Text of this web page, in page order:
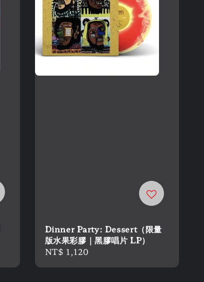
Dinner Party: Dessert（限量
版水果彩膠｜黑膠唱片 LP）
Regular
NT$ 1,120